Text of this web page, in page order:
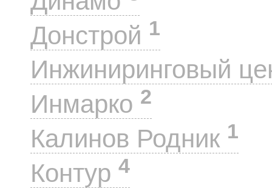
Донстрой 1
Инжиниринговый
Инмарко 2
Калинов Родник 1
Контур 4